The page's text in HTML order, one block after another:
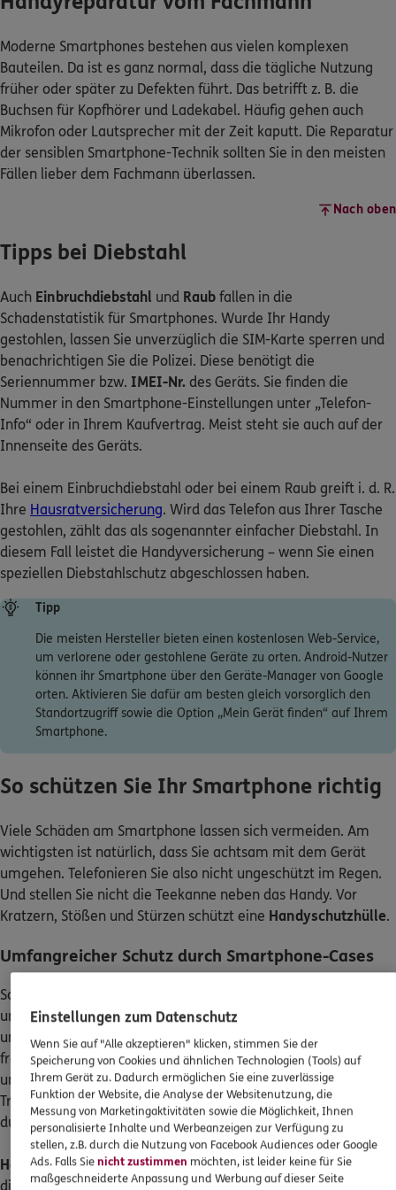
Moderne Smartphones bestehen aus vielen komplexen
Bauteilen. Da ist es ganz normal, dass die tägliche Nutzung
früher oder später zu Defekten führt. Das betrifft z. B. die
Buchsen für Kopfhörer und Ladekabel. Häufig gehen auch
Mikrofon oder Lautsprecher mit der Zeit kaputt. Die Reparatur
der sensiblen Smartphone-Technik sollten Sie in den meisten
Fällen lieber dem Fachmann überlassen.
Nach oben
Tipps bei Diebstahl
Auch Einbruchdiebstahl und Raub fallen in die
Schadenstatistik für Smartphones. Wurde Ihr Handy
gestohlen, lassen Sie unverzüglich die SIM-Karte sperren und
benachrichtigen Sie die Polizei. Diese benötigt die
Seriennummer bzw. IMEI-Nr. des Geräts. Sie finden die
Nummer in den Smartphone-Einstellungen unter „Telefon-
Info“ oder in Ihrem Kaufvertrag. Meist steht sie auch auf der
Innenseite des Geräts.
Bei einem Einbruchdiebstahl oder bei einem Raub greift i. d. R.
Ihre Hausratversicherung. Wird das Telefon aus Ihrer Tasche
gestohlen, zählt das als sogenannter einfacher Diebstahl. In
diesem Fall leistet die Handyversicherung – wenn Sie einen
speziellen Diebstahlschutz abgeschlossen haben.
Tipp
Die meisten Hersteller bieten einen kostenlosen Web-Service,
um verlorene oder gestohlene Geräte zu orten. Android-Nutzer
können ihr Smartphone über den Geräte-Manager von Google
orten. Aktivieren Sie dafür am besten gleich vorsorglich den
Standortzugriff sowie die Option „Mein Gerät finden“ auf Ihrem
Smartphone.
So schützen Sie Ihr Smartphone richtig
Viele Schäden am Smartphone lassen sich vermeiden. Am
wichtigsten ist natürlich, dass Sie achtsam mit dem Gerät
umgehen. Telefonieren Sie also nicht ungeschützt im Regen.
Und stellen Sie nicht die Teekanne neben das Handy. Vor
Kratzern, Stößen und Stürzen schützt eine Handyschutzhülle.
Umfangreicher Schutz durch Smartphone-Cases
Schutzhüllen für das Smartphone gibt es in unzähligen Formen
und Materialien. SogenannteBumperaus Silikon verlaufen nur
um den Rand des Smartphones. Rückseite und Display bleiben
frei. Dadurch tragen die dünnen Bumper nur sehr wenig auf
und das Smartphone lässt sich weiterhin komfortabel nutzen.
Trotzdem bewahren die Bumper häufig vor Beschädigungen
durch Stürze.
Hardcasesaus Kunststoff oder Aluminium schützen zusätzlich
die Rückseite des Smartphones. Gleiches trifft auf die
Einstellungen zum Datenschutz
Wenn Sie auf "Alle akzeptieren" klicken, stimmen Sie der
Speicherung von Cookies und ähnlichen Technologien (Tools) auf
Ihrem Gerät zu. Dadurch ermöglichen Sie eine zuverlässige
Funktion der Website, die Analyse der Websitenutzung, die
Messung von Marketingaktivitäten sowie die Möglichkeit, Ihnen
personalisierte Inhalte und Werbeanzeigen zur Verfügung zu
stellen, z.B. durch die Nutzung von Facebook Audiences oder Google
Ads. Falls Sienicht zustimmen möchten, ist leider keine für Sie
maßgeschneiderte Anpassung und Werbung auf dieser Seite